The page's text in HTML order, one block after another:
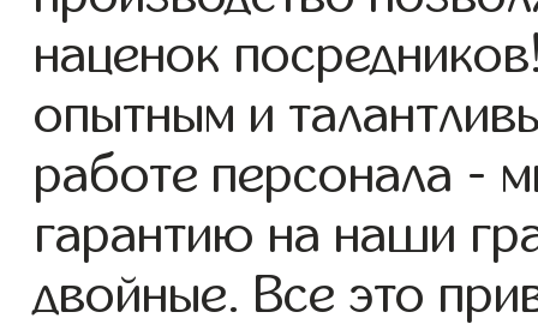
наценок
опытным и
работе персонала -
гарантию на наши
двойные. Все это